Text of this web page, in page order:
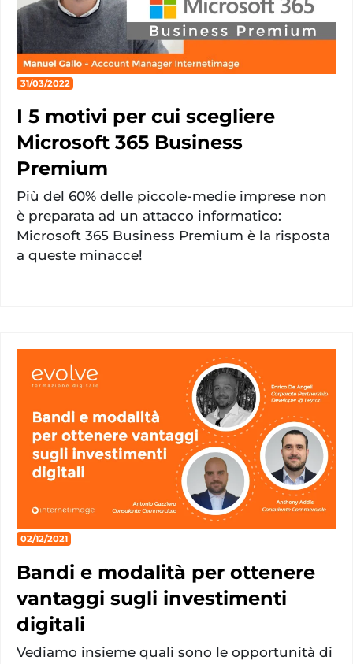
31/03/2022
I 5 motivi per cui scegliere
Microsoft 365 Business
Premium
Più del 60% delle piccole-medie imprese non
è preparata ad un attacco informatico:
Microsoft 365 Business Premium è la risposta
a queste minacce!
02/12/2021
Bandi e modalità per ottenere
vantaggi sugli investimenti
digitali
Vediamo insieme quali sono le opportunità di